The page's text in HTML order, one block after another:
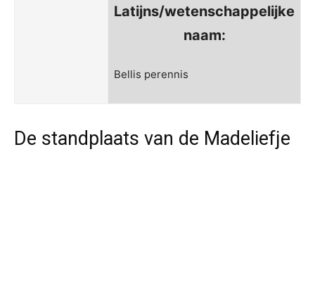
Latijns/wetenschappelijke
naam:
Bellis perennis
De standplaats van de Madeliefje